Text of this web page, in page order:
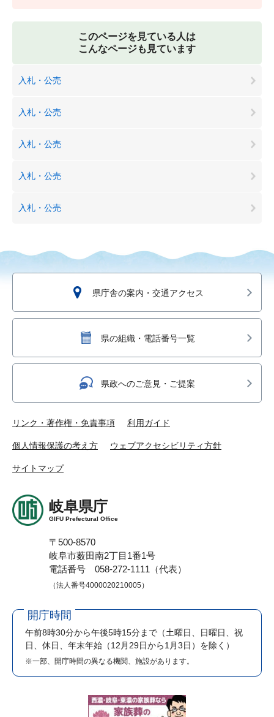
このページを見ている人は
こんなページも見ています
入札・公売
入札・公売
入札・公売
入札・公売
入札・公売
県庁舎の案内・交通アクセス
県の組織・電話番号一覧
県政へのご意見・ご提案
リンク・著作権・免責事項 利用ガイド
個人情報保護の考え方 ウェブアクセシビリティ方針
サイトマップ
岐阜県庁
GIFU Prefectural Office
〒500-8570
岐阜市薮田南2丁目1番1号
電話番号 058-272-1111（代表）
（法人番号4000020210005）
開庁時間
午前8時30分から午後5時15分まで （土曜日、日曜日、祝
日、休日、年末年始（12月29日から1月3日）を除く）
※一部、開庁時間の異なる機関、施設があります。